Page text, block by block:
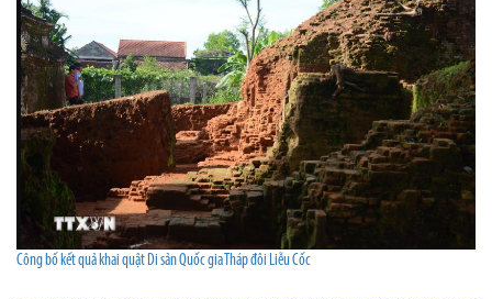
Công bố kết quả khai quật Di sản Quốc gia Tháp đôi Liễu Cốc